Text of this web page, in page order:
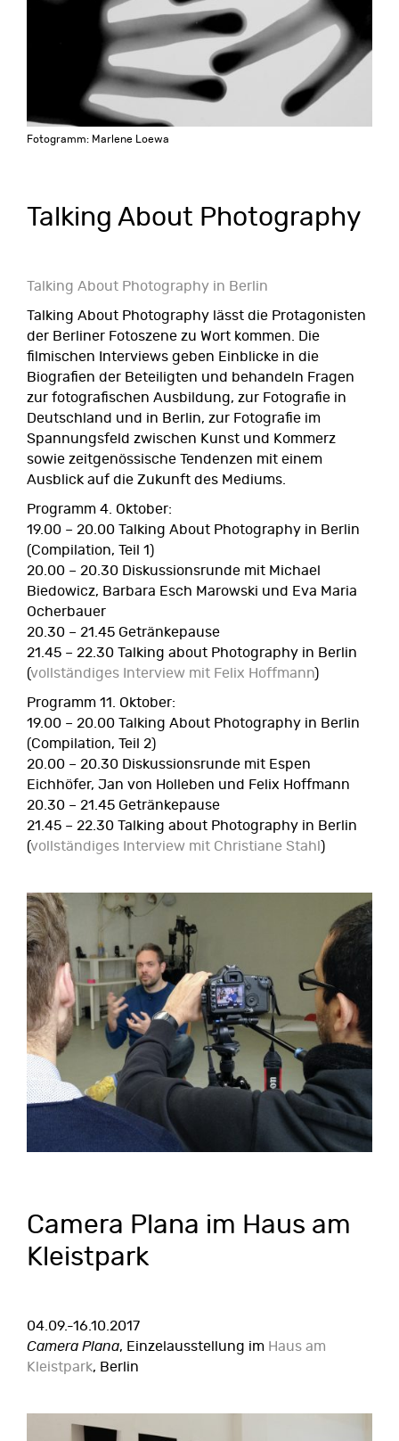
Fotogramm: Marlene Loewa
Talking About Photography
Talking About Photography in Berlin
Talking About Photography lässt die Protagonisten
der Berliner Fotoszene zu Wort kommen. Die
filmischen Interviews geben Einblicke in die
Biografien der Beteiligten und behandeln Fragen
zur fotografischen Ausbildung, zur Fotografie in
Deutschland und in Berlin, zur Fotografie im
Spannungsfeld zwischen Kunst und Kommerz
sowie zeitgenössische Tendenzen mit einem
Ausblick auf die Zukunft des Mediums.
Programm 4. Oktober:
19.00 – 20.00 Talking About Photography in Berlin
(Compilation, Teil 1)
20.00 – 20.30 Diskussionsrunde mit Michael
Biedowicz, Barbara Esch Marowski und Eva Maria
Ocherbauer
20.30 – 21.45 Getränkepause
21.45 – 22.30 Talking about Photography in Berlin
(vollständiges Interview mit Felix Hoffmann)
Programm 11. Oktober:
19.00 – 20.00 Talking About Photography in Berlin
(Compilation, Teil 2)
20.00 – 20.30 Diskussionsrunde mit Espen
Eichhöfer, Jan von Holleben und Felix Hoffmann
20.30 – 21.45 Getränkepause
21.45 – 22.30 Talking about Photography in Berlin
(vollständiges Interview mit Christiane Stahl )
Camera Plana im Haus am
Kleistpark
04.09.-16.10.2017
Camera Plana, Einzelausstellung im Haus am
Kleistpark, Berlin